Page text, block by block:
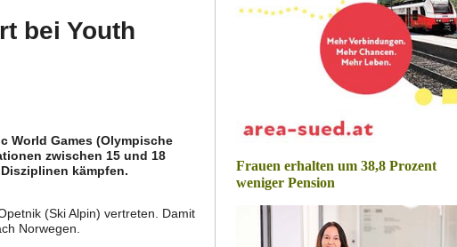
bei Youth
World Games (Olympische
zwischen 15 und 18
kämpfen.
(Ski Alpin) vertreten. Damit
Norwegen.
Frauen erhalten um 38,8 Prozent
weniger Pension